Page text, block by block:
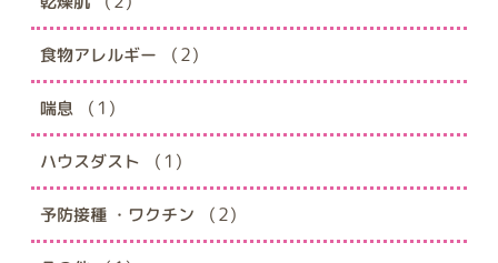
食物アレルギー (2)
喘息 (1)
ハウスダスト (1)
予防接種 ・ワクチン (2)